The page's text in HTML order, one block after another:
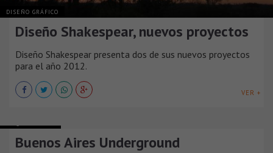
DISEÑO GRÁFICO
Diseño Shakespear, nuevos proyectos
Diseño Shakespear presenta dos de sus nuevos proyectos
para el año 2012.
VER +
Buenos Aires Underground